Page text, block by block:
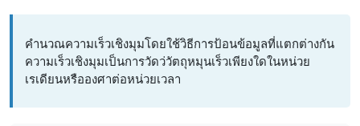
คำนวณความเร็วเชิงมุมโดยใช้วิธีการป้อนข้อมูลที่แตกต่างกัน
ความเร็วเชิงมุมเป็นการวัดว่วัตถุหมุนเร็วเพียงใดในหน่วย
เรเดียนหรือองศาต่อหน่วยเวลา